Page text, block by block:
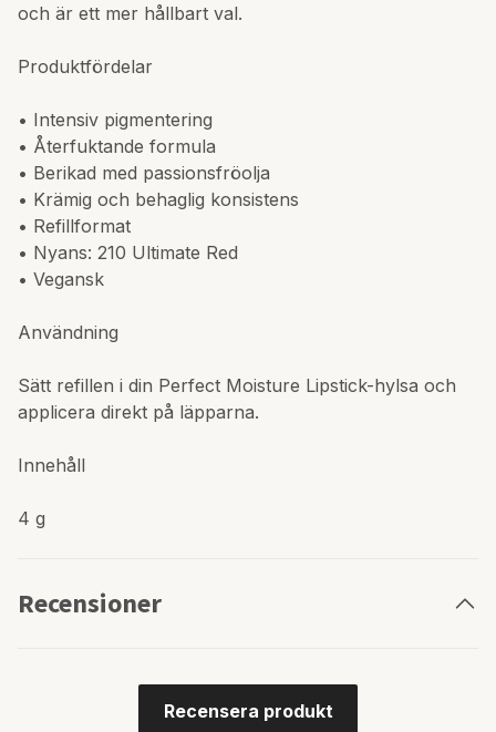
och är ett mer hållbart val.
Produktfördelar
• Intensiv pigmentering
• Återfuktande formula
• Berikad med passionsfröolja
• Krämig och behaglig konsistens
• Refillformat
• Nyans: 210 Ultimate Red
• Vegansk
Användning
Sätt refillen i din Perfect Moisture Lipstick-hylsa och
applicera direkt på läpparna.
Innehåll
4 g
Recensioner
Recensera produkt